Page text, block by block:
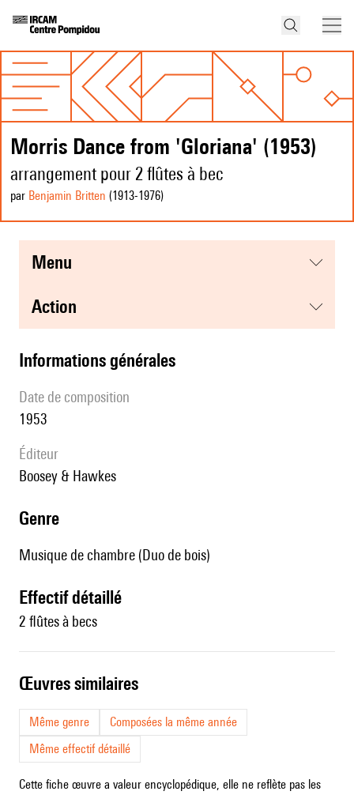
Morris Dance from 'Gloriana' (1953)
arrangement pour 2 flûtes à bec
par Benjamin Britten (1913-1976)
menu
action
informations générales
date de composition
1953
éditeur
Boosey & Hawkes
genre
Musique de chambre (Duo de bois)
effectif détaillé
2 flûtes à becs
œuvres similaires
Même genre
Composées la même année
Même effectif détaillé
Cette fiche œuvre a valeur encyclopédique, elle ne reflète pas les